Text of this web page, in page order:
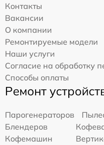
Контакты
Вакансии
О компании
Ремонтируемые модели
Наши услуги
Согласие на обработку
Способы оплаты
Ремонт
Парогенераторов
Блендеров
Кофемашин